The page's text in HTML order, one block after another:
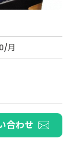
月
合わせ